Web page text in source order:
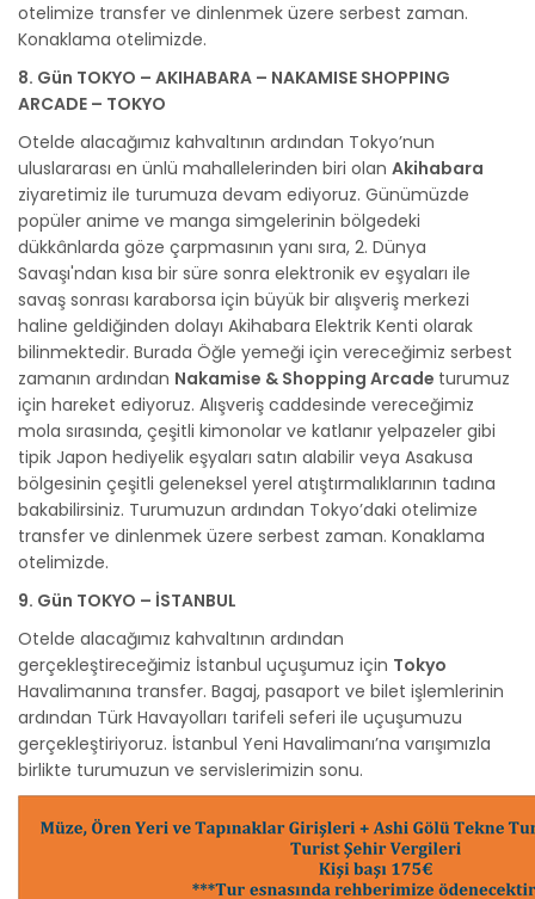
otelimize transfer ve dinlenmek üzere serbest zaman.
Konaklama otelimizde.
8. Gün TOKYO – AKIHABARA – NAKAMISE SHOPPING
ARCADE – TOKYO
Otelde alacağımız kahvaltının ardından Tokyo’nun
uluslararası en ünlü mahallelerinden biri olan Akihabara
ziyaretimiz ile turumuza devam ediyoruz. Günümüzde
popüler anime ve manga simgelerinin bölgedeki
dükkânlarda göze çarpmasının yanı sıra, 2. Dünya
Savaşı'ndan kısa bir süre sonra elektronik ev eşyaları ile
savaş sonrası karaborsa için büyük bir alışveriş merkezi
haline geldiğinden dolayı Akihabara Elektrik Kenti olarak
bilinmektedir. Burada Öğle yemeği için vereceğimiz serbest
zamanın ardından Nakamise & Shopping Arcade turumuz
için hareket ediyoruz. Alışveriş caddesinde vereceğimiz
mola sırasında, çeşitli kimonolar ve katlanır yelpazeler gibi
tipik Japon hediyelik eşyaları satın alabilir veya Asakusa
bölgesinin çeşitli geleneksel yerel atıştırmalıklarının tadına
bakabilirsiniz. Turumuzun ardından Tokyo’daki otelimize
transfer ve dinlenmek üzere serbest zaman. Konaklama
otelimizde.
9. Gün TOKYO – İSTANBUL
Otelde alacağımız kahvaltının ardından
gerçekleştireceğimiz İstanbul uçuşumuz için Tokyo
Havalimanına transfer. Bagaj, pasaport ve bilet işlemlerinin
ardından Türk Havayolları tarifeli seferi ile uçuşumuzu
gerçekleştiriyoruz. İstanbul Yeni Havalimanı’na varışımızla
birlikte turumuzun ve servislerimizin sonu.